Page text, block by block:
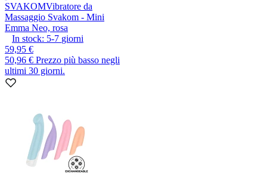
SVAKOMVibratore da
Massaggio Svakom - Mini
Emma Neo, rosa
In stock: 5-7 giorni
59,95 €
50,96 € Prezzo più basso negli
ultimi 30 giorni.